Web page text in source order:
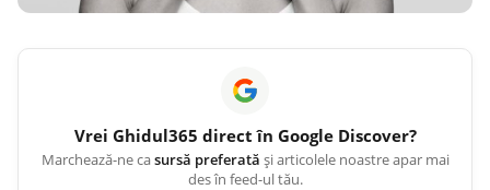
Vrei Ghidul365 direct în Google Discover?
Marchează-ne casursă preferată și articolele noastre apar mai
des în feed-ul tău.